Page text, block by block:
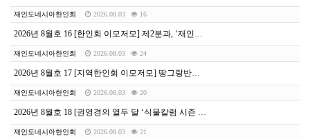
재인도네시아한인회 2026.08.03 16
2026년 8월호 16 [한인회 이모저모] 제2분과, ‘재인도네시아 한인회 앱’ 운영 방안 논의 및 친목 도모
재인도네시아한인회 2026.08.03 24
2026년 8월호 17 [지역한인회 이모저모] 땅그랑반튼한인회, 하반기 문화강좌 회원 모집 - 서예·미술 프로그램 운영
재인도네시아한인회 2026.08.03 20
2026년 8월호 18 [권영경의 열두 달 ‘식물칼럼 시즌 2] 파란 하늘이 펼쳐지면 그때 다시 만나요
재인도네시아한인회 2026.08.03 21